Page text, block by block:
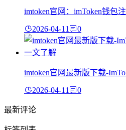
imtoken官网：imToken钱包
2026-04-11 0
imtoken官网最新版下载-
2026-04-11 0
最新评论